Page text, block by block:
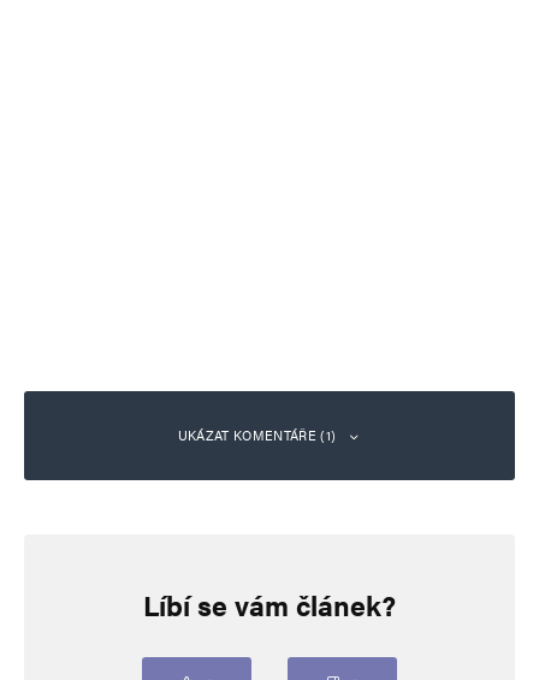
UKÁZAT KOMENTÁŘE (1)
8. 6. 2024 (18:16)
Líbí se vám článek?